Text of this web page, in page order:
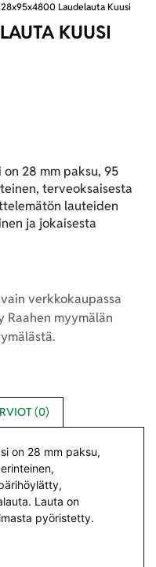
Laudelauta Kuusi
KUUSI
28 mm paksu, 95
terveoksaisesta
lauteiden
ja jokaisesta
verkkokaupassa
Raahen myymälän
(0)
on 28 mm paksu,
Lauta on
pyöristetty.